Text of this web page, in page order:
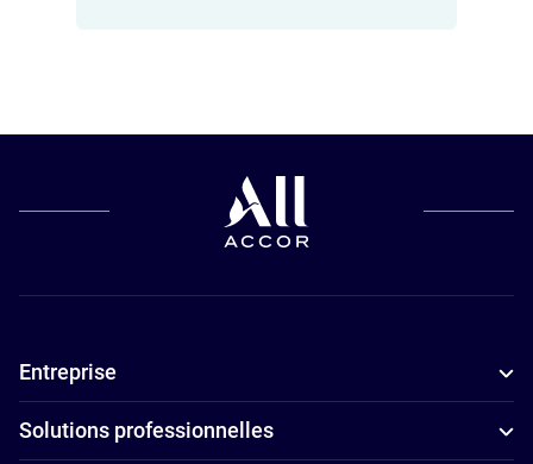
adaptés aux
Kuala
Lumpur
Hôtels avec
Hôtels
d’affaires à
Lumpur
Kuala
Lumpur
Entreprise
Solutions professionnelles